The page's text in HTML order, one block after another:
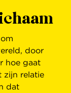
door
hoe gaat
zijn relatie
dat